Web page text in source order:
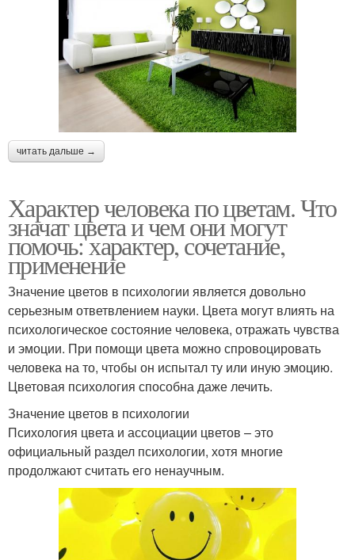
читать дальше →
Характер человека по цветам. Что
значат цвета и чем они могут
помочь: характер, сочетание,
применение
Значение цветов в психологии является довольно
серьезным ответвлением науки. Цвета могут влиять на
психологическое состояние человека, отражать чувства
и эмоции. При помощи цвета можно спровоцировать
человека на то, чтобы он испытал ту или иную эмоцию.
Цветовая психология способна даже лечить.
Значение цветов в психологии
Психология цвета и ассоциации цветов – это
официальный раздел психологии, хотя многие
продолжают считать его ненаучным.